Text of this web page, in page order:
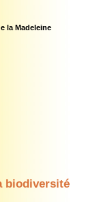
la Madeleine
biodiversité